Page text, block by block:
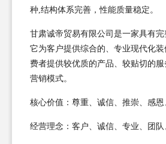
种,结构体系完善，性能质量稳定。
甘肃诚帝贸易有限公司是一家具有完
它为客户提供综合的、专业现代化
费者提供较优质的产品、较贴切的
营销模式。
核心价值：尊重、诚信、推崇、感
经营理念：客户、诚信、专业、团队